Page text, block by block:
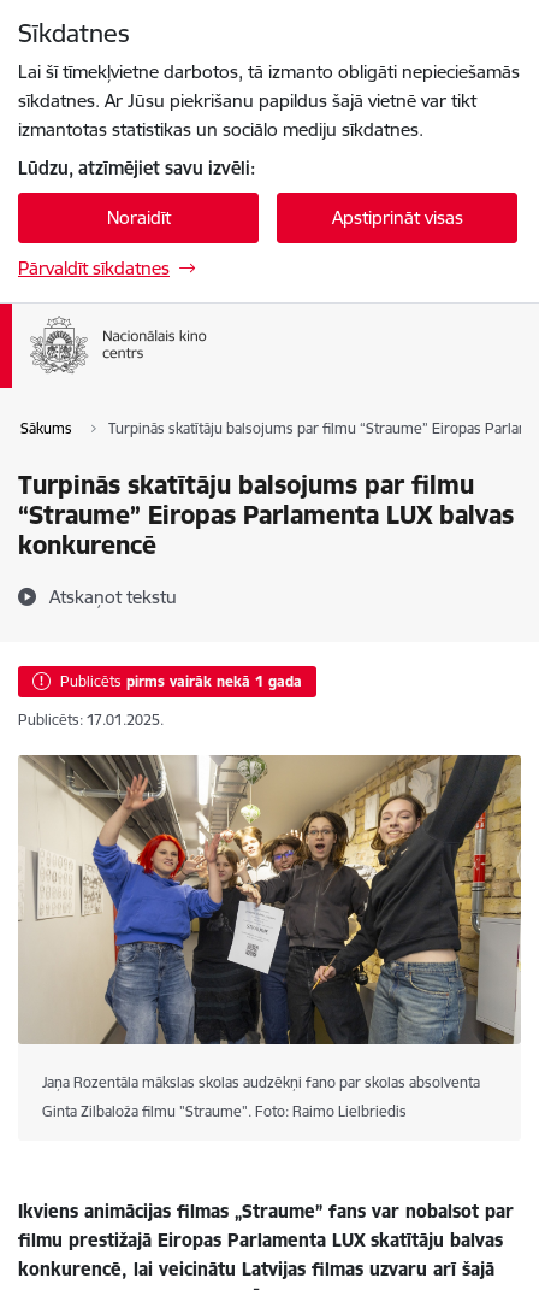
Sīkdatnes
Lai šī tīmekļvietne darbotos, tā izmanto obligāti nepieciešamās
sīkdatnes. Ar Jūsu piekrišanu papildus šajā vietnē var tikt
izmantotas statistikas un sociālo mediju sīkdatnes.
Lūdzu, atzīmējiet savu izvēli:
Noraidīt Apstiprināt visas
Pārvaldīt sīkdatnes
Sākums Turpinās skatītāju balsojums par filmu “Straume” Eiropas
Turpinās skatītāju balsojums par filmu
“Straume” Eiropas Parlamenta LUX balvas
konkurencē
Atskaņot tekstu
Publicēts pirms vairāk nekā 1 gada
Publicēts: 17.01.2025.
Jaņa Rozentāla mākslas skolas audzēkņi fano par skolas absolventa
Ginta Zilbaloža filmu "Straume". Foto: Raimo Lielbriedis
Ikviens animācijas filmas „Straume” fans var nobalsot par
filmu prestižajā Eiropas Parlamenta LUX skatītāju balvas
konkurencē, lai veicinātu Latvijas filmas uzvaru arī šajā